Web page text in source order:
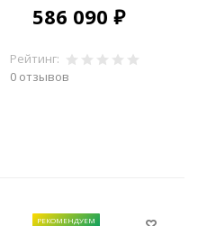
586 090 ₽
Рейтинг:
0 отзывов
РЕКОМЕНДУЕМ